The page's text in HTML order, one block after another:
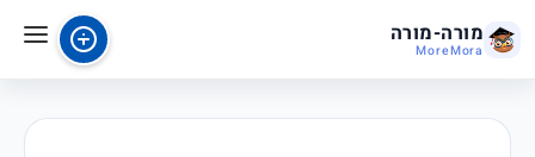
מורה-מורה
MoreMora